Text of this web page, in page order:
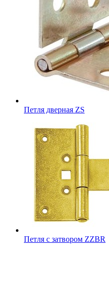
Петля дверная ZS
Петля с затвором ZZBR